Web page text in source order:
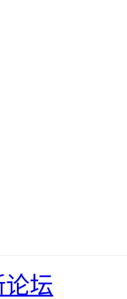
坛